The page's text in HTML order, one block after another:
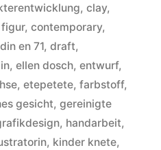
, clay,
, contemporary,
din en 71, draft,
, ellen dosch, entwurf,
, etepetete, farbstoff,
gesicht, gereinigte
, handarbeit,
, kinder knete,